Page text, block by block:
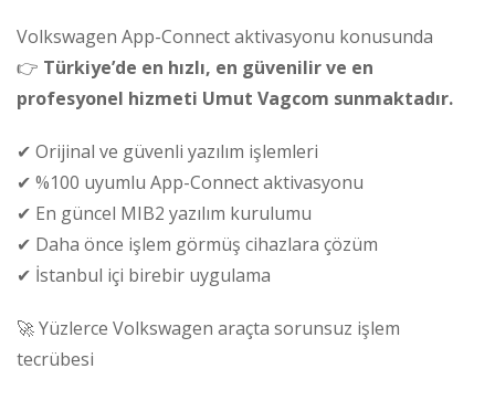
Volkswagen App-Connect aktivasyonu konusunda
👉 Türkiye’de en hızlı, en güvenilir ve en
profesyonel hizmeti Umut Vagcom sunmaktadır.
✔ Orijinal ve güvenli yazılım işlemleri
✔ %100 uyumlu App-Connect aktivasyonu
✔ En güncel MIB2 yazılım kurulumu
✔ Daha önce işlem görmüş cihazlara çözüm
✔ İstanbul içi birebir uygulama
🚀 Yüzlerce Volkswagen araçta sorunsuz işlem
tecrübesi